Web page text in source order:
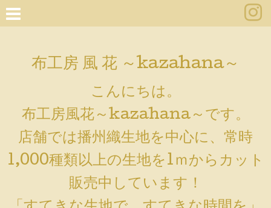
布工房 風 花 ～kazahana～
こんにちは。
布工房風花～kazahana～です。
店舗では播州織生地を中心に、常時
1,000種類以上の生地を1ｍからカット
販売中しています！